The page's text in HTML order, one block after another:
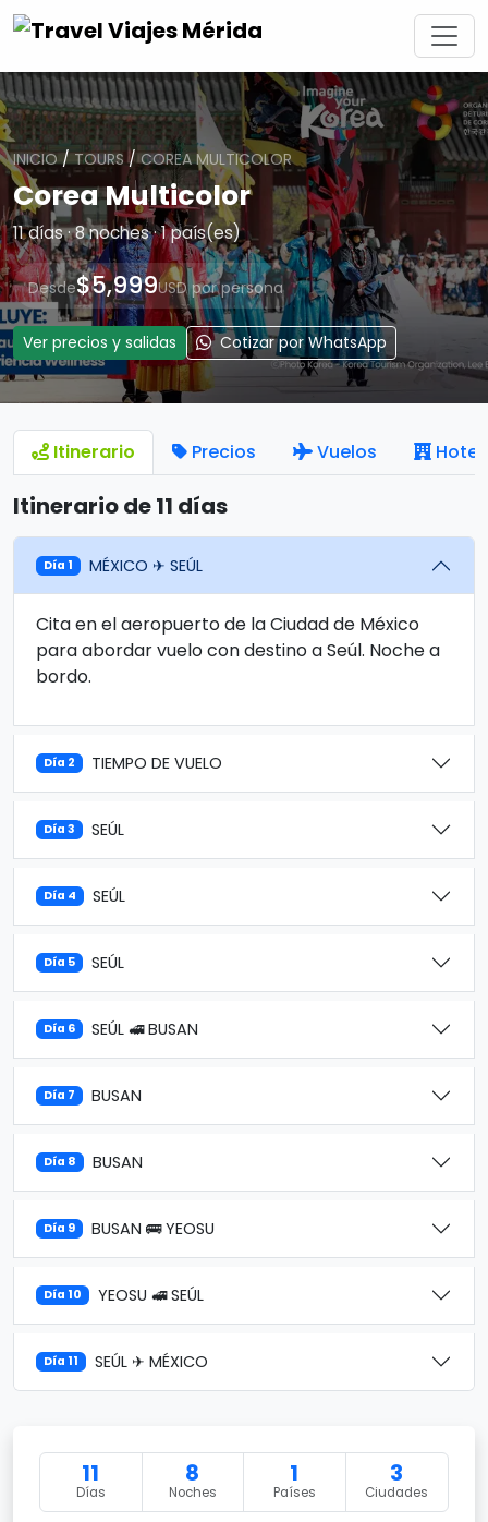
INICIO/TOURS /COREA MULTICOLOR
Corea Multicolor
11 días · 8 noches · 1 país(es)
Desde$5,999USD por persona
Ver precios y salidas Cotizar por WhatsApp
Itinerario Precios Vuelos
Itinerario de 11 días
Día 1 MÉXICO ✈ SEÚL
Cita en el aeropuerto de la Ciudad de México
para abordar vuelo con destino a Seúl. Noche a
bordo.
Día 2 TIEMPO DE VUELO
Día 3 SEÚL
Día 4 SEÚL
Día 5 SEÚL
Día 6 SEÚL 🚅 BUSAN
Día 7 BUSAN
Día 8 BUSAN
Día 9 BUSAN 🚌 YEOSU
Día 10 YEOSU 🚅 SEÚL
Día 11 SEÚL ✈ MÉXICO
11
Días
8
Noches
1
Países
3
Ciudades